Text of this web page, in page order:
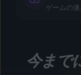
ゲームの
今まで